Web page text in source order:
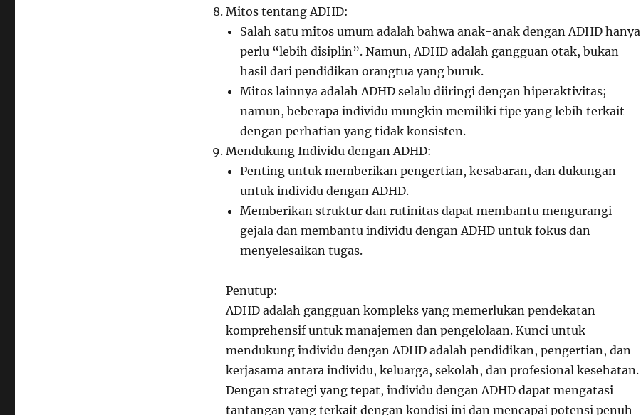
Mitos tentang ADHD:
Salah satu mitos umum adalah bahwa anak-anak dengan ADHD hanya
perlu “lebih disiplin”. Namun, ADHD adalah gangguan otak, bukan
hasil dari pendidikan orangtua yang buruk.
Mitos lainnya adalah ADHD selalu diiringi dengan hiperaktivitas;
namun, beberapa individu mungkin memiliki tipe yang lebih terkait
dengan perhatian yang tidak konsisten.
Mendukung Individu dengan ADHD:
Penting untuk memberikan pengertian, kesabaran, dan dukungan
untuk individu dengan ADHD.
Memberikan struktur dan rutinitas dapat membantu mengurangi
gejala dan membantu individu dengan ADHD untuk fokus dan
menyelesaikan tugas.
Penutup:
ADHD adalah gangguan kompleks yang memerlukan pendekatan
komprehensif untuk manajemen dan pengelolaan. Kunci untuk
mendukung individu dengan ADHD adalah pendidikan, pengertian, dan
kerjasama antara individu, keluarga, sekolah, dan profesional kesehatan.
Dengan strategi yang tepat, individu dengan ADHD dapat mengatasi
tantangan yang terkait dengan kondisi ini dan mencapai potensi penuh